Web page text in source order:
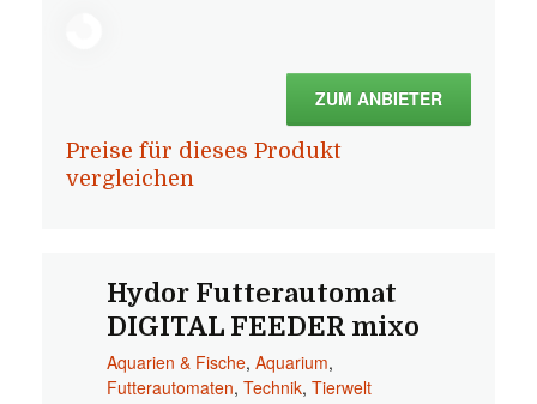
ZUM ANBIETER
Preise für dieses Produkt
vergleichen
Hydor Futterautomat
DIGITAL FEEDER mixo
Aquarien & Fische, Aquarium,
Futterautomaten, Technik, Tierwelt